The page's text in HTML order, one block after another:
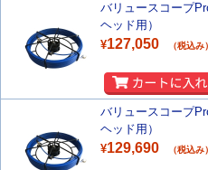
バリュースコープ
ヘッド用）
¥127,050 （税込み）
バリュースコープ
ヘッド用）
¥129,690 （税込み）